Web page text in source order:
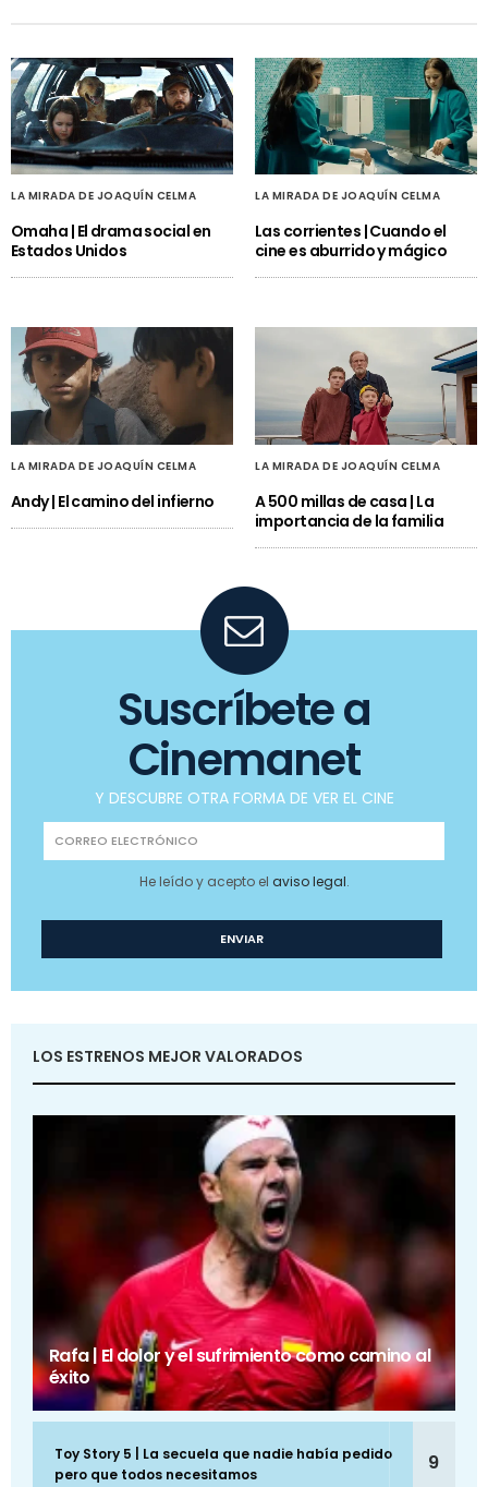
LA MIRADA DE JOAQUÍN CELMA
Omaha | El drama social en
Estados Unidos
LA MIRADA DE JOAQUÍN CELMA
Las corrientes | Cuando el
cine es aburrido y mágico
LA MIRADA DE JOAQUÍN CELMA
Andy | El camino del infierno
LA MIRADA DE JOAQUÍN CELMA
A 500 millas de casa | La
importancia de la familia
Suscríbete a
Cinemanet
Y DESCUBRE OTRA FORMA DE VER EL CINE
He leído y acepto el aviso legal.
LOS ESTRENOS MEJOR VALORADOS
Rafa | El dolor y el sufrimiento como camino al
éxito
Toy Story 5 | La secuela que nadie había pedido
pero que todos necesitamos
9